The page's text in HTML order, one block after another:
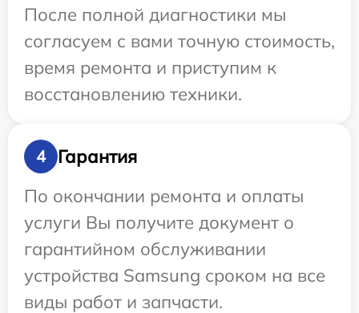
После полной диагностики мы
согласуем с вами точную стоимость,
время ремонта и приступим к
восстановлению техники.
4
Гарантия
По окончании ремонта и оплаты
услуги Вы получите документ о
гарантийном обслуживании
устройства Samsung сроком на все
виды работ и запчасти.